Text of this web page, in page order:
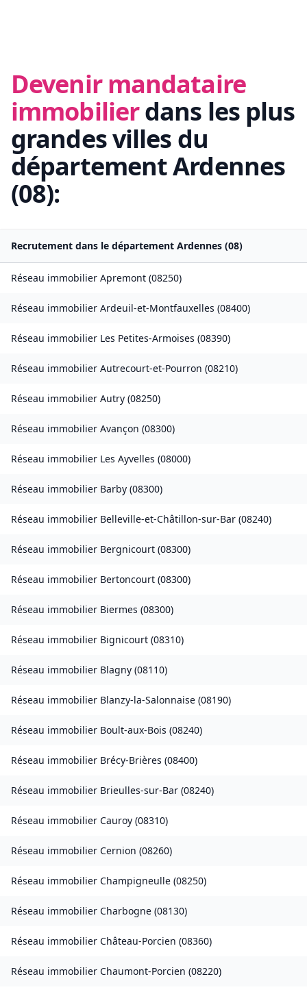
Devenir mandataire
immobilierdans les plus
grandes villes du
départementArdennes
(08):
Recrutement dans le département Ardennes (08)
Réseau immobilier Apremont (08250)
Réseau immobilier Ardeuil-et-Montfauxelles (08400)
Réseau immobilier Les Petites-Armoises (08390)
Réseau immobilier Autrecourt-et-Pourron (08210)
Réseau immobilier Autry (08250)
Réseau immobilier Avançon (08300)
Réseau immobilier Les Ayvelles (08000)
Réseau immobilier Barby (08300)
Réseau immobilier Belleville-et-Châtillon-sur-Bar (08240)
Réseau immobilier Bergnicourt (08300)
Réseau immobilier Bertoncourt (08300)
Réseau immobilier Biermes (08300)
Réseau immobilier Bignicourt (08310)
Réseau immobilier Blagny (08110)
Réseau immobilier Blanzy-la-Salonnaise (08190)
Réseau immobilier Boult-aux-Bois (08240)
Réseau immobilier Brécy-Brières (08400)
Réseau immobilier Brieulles-sur-Bar (08240)
Réseau immobilier Cauroy (08310)
Réseau immobilier Cernion (08260)
Réseau immobilier Champigneulle (08250)
Réseau immobilier Charbogne (08130)
Réseau immobilier Château-Porcien (08360)
Réseau immobilier Chaumont-Porcien (08220)